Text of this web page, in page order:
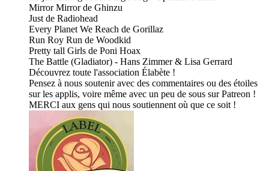
Mirror Mirror de Ghinzu
Just de Radiohead
Every Planet We Reach de Gorillaz
Run Roy Run de Woodkid
Pretty tall Girls de Poni Hoax
The Battle (Gladiator) - Hans Zimmer & Lisa Gerrard
Découvrez toute l'association Élabète !
Pensez à nous soutenir avec des commentaires ou des étoiles
sur les applis, voire même avec un peu de sous sur Patreon !
MERCI aux gens qui nous soutiennent où que ce soit !